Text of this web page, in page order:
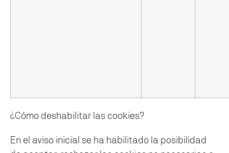
¿Cómo deshabilitar las cookies?
En el aviso inicial se ha habilitado la posibilidad